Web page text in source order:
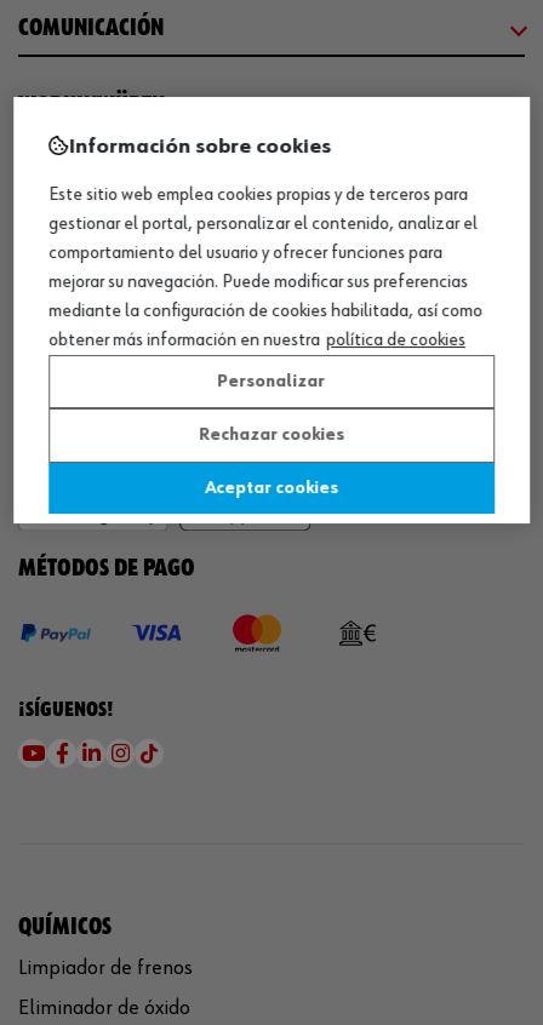
COMUNICACIÓN
NUESTROS CERTIFICADOS
¡WÜRTH EMPRESA SOLIDARIA!
¡DESCARGA NUESTRA APP!
MÉTODOS DE PAGO
¡SÍGUENOS!
QUÍMICOS
Limpiador de frenos
Eliminador de óxido
Información sobre cookies
Este sitio web emplea cookies propias y de terceros para
gestionar el portal, personalizar el contenido, analizar el
comportamiento del usuario y ofrecer funciones para
mejorar su navegación. Puede modificar sus preferencias
mediante la configuración de cookies habilitada, así como
obtener más información en nuestra política de cookies
Personalizar
Rechazar cookies
Aceptar cookies